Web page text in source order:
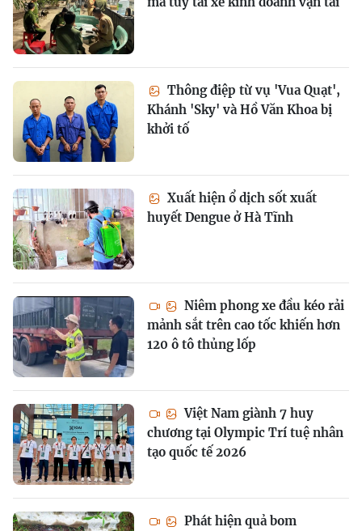
Thông điệp từ vụ 'Vua Quạt',
Khánh 'Sky' và Hồ Văn Khoa bị
khởi tố
Xuất hiện ổ dịch sốt xuất
huyết Dengue ở Hà Tĩnh
Niêm phong xe đầu kéo rải
mảnh sắt trên cao tốc khiến hơn
120 ô tô thủng lốp
Việt Nam giành 7 huy
chương tại Olympic Trí tuệ nhân
tạo quốc tế 2026
Phát hiện quả bom